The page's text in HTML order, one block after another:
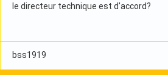
le directeur technique est d'accord?
bss1919